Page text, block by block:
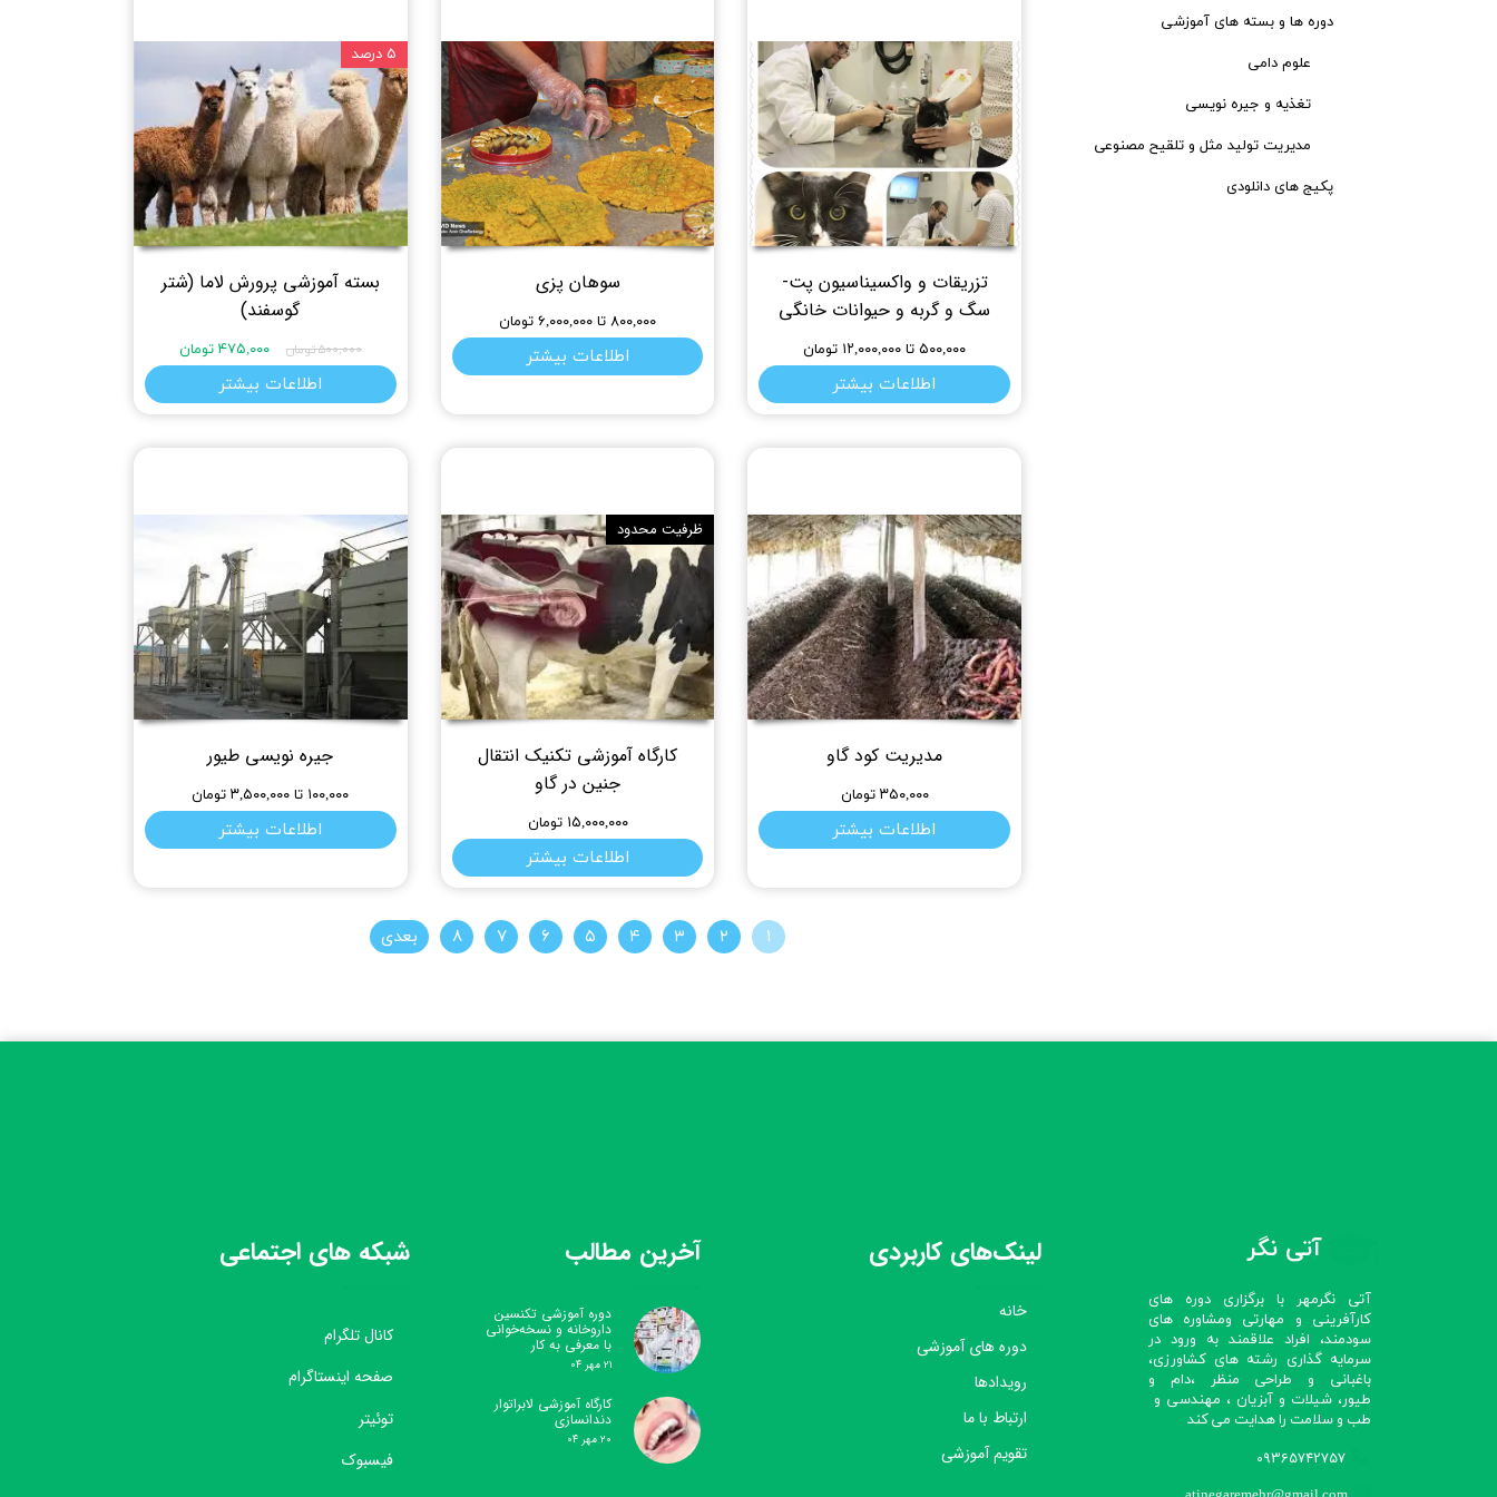
دوره ها و بسته های آموزشی
علوم دامی
تغذیه و جیره نویسی
مدیریت تولید مثل و تلقیح مصنوعی
پکیج های دانلودی
تزریقات و واکسیناسیون پت-
سگ و گربه و حیوانات خانگی
۵۰۰,۰۰۰ تا ۱۲,۰۰۰,۰۰۰ تومان
اطلاعات بیشتر
سوهان پزی
۸۰۰,۰۰۰ تا ۶,۰۰۰,۰۰۰ تومان
اطلاعات بیشتر
بسته آموزشی پرورش لاما (شتر
گوسفند)
۵۰۰,۰۰۰ تومان ۴۷۵,۰۰۰ تومان
اطلاعات بیشتر
۵ درصد
مدیریت کود گاو
۳۵۰,۰۰۰ تومان
اطلاعات بیشتر
کارگاه آموزشی تکنیک انتقال
جنین در گاو
۱۵,۰۰۰,۰۰۰ تومان
اطلاعات بیشتر
ظرفیت محدود
جیره نویسی طیور
۱۰۰,۰۰۰ تا ۳,۵۰۰,۰۰۰ تومان
اطلاعات بیشتر
۱ ۲ ۳ ۴ ۵ ۶ ۷ ۸ بعدی
آتی نگر
آتی نگرمهر با برگزاری دوره های
کارآفرینی و مهارتی ومشاوره های
سودمند، افراد علاقمند به ورود در
سرمایه گذاری رشته های کشاورزی،
باغبانی و طراحی منظر ،دام و
طیور، شیلات و آبزیان ، مهندسی و
طب و سلامت را هدایت می کند​​​​​​​
09365742757
لینک‌های کاربردی
خانه
دوره های آموزشی
رویدادها
ارتباط با ما
تقویم آموزشی
آخرین مطالب
دوره آموزشی تکنسین
داروخانه و نسخه‌خوانی
با معرفی به کار
۲۱ مهر ۰۴
کارگاه آموزشی لابراتوار
دندانسازی
۲۰ مهر ۰۴
شبکه های اجتماعی
کانال تلگرام
صفحه اینستاگرام
توئیتر
فیسبوک